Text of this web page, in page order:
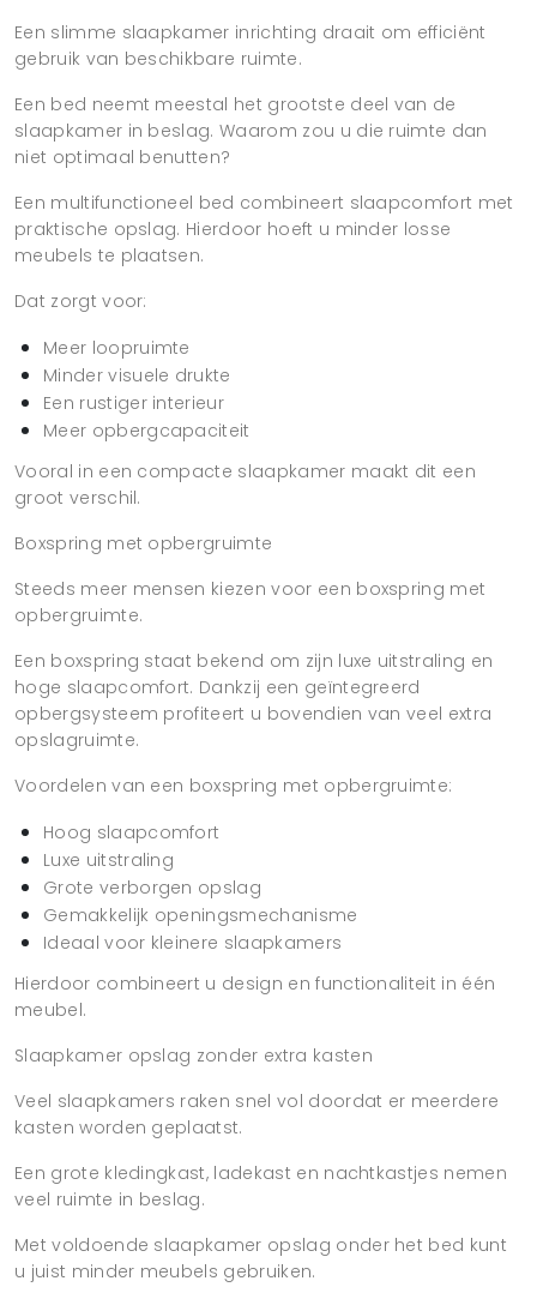
Een slimme slaapkamer inrichting draait om efficiënt
gebruik van beschikbare ruimte.
Een bed neemt meestal het grootste deel van de
slaapkamer in beslag. Waarom zou u die ruimte dan
niet optimaal benutten?
Een multifunctioneel bed combineert slaapcomfort met
praktische opslag. Hierdoor hoeft u minder losse
meubels te plaatsen.
Dat zorgt voor:
Meer loopruimte
Minder visuele drukte
Een rustiger interieur
Meer opbergcapaciteit
Vooral in een compacte slaapkamer maakt dit een
groot verschil.
Boxspring met opbergruimte
Steeds meer mensen kiezen voor een boxspring met
opbergruimte.
Een boxspring staat bekend om zijn luxe uitstraling en
hoge slaapcomfort. Dankzij een geïntegreerd
opbergsysteem profiteert u bovendien van veel extra
opslagruimte.
Voordelen van een boxspring met opbergruimte:
Hoog slaapcomfort
Luxe uitstraling
Grote verborgen opslag
Gemakkelijk openingsmechanisme
Ideaal voor kleinere slaapkamers
Hierdoor combineert u design en functionaliteit in één
meubel.
Slaapkamer opslag zonder extra kasten
Veel slaapkamers raken snel vol doordat er meerdere
kasten worden geplaatst.
Een grote kledingkast, ladekast en nachtkastjes nemen
veel ruimte in beslag.
Met voldoende slaapkamer opslag onder het bed kunt
u juist minder meubels gebruiken.